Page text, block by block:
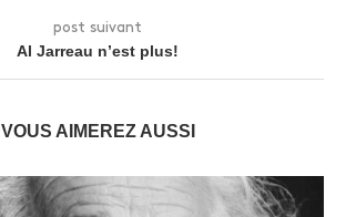
post suivant
Al Jarreau n’est plus!
VOUS AIMEREZ AUSSI